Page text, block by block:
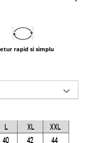
rapid si simplu